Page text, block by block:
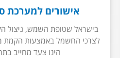
אישורים למערכת
בישראל שטופת השמש, ניצול
לצרכי החשמל באמצעות הקמת
הינו צעד מחייב